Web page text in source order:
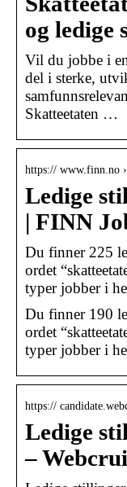
og ledige
Vil du jobbe i
del i sterke,
Skatteetaten …
https:// www.finn.no
Ledige
| FINN
Du finner 225
ordet
typer jobber i
Du finner 190
ordet
typer jobber i
https://
Ledige
–